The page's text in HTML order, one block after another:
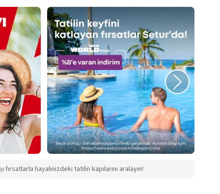
hayalinizdeki tatilin kapılarını aralayın!